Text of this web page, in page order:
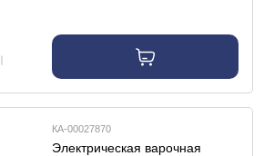
КА-00027870
Электрическая варочная